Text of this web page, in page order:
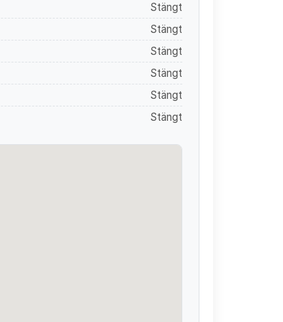
Stängt
Stängt
Stängt
Stängt
Stängt
Stängt